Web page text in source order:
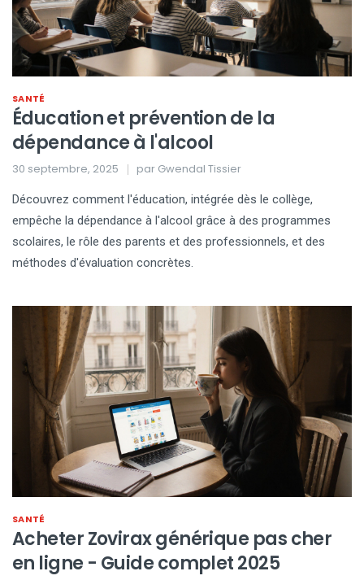
SANTÉ
Éducation et prévention de la
dépendance à l'alcool
30 septembre, 2025 par Gwendal Tissier
Découvrez comment l'éducation, intégrée dès le collège,
empêche la dépendance à l'alcool grâce à des programmes
scolaires, le rôle des parents et des professionnels, et des
méthodes d'évaluation concrètes.
SANTÉ
Acheter Zovirax générique pas cher
en ligne - Guide complet 2025